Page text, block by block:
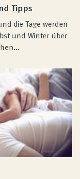
Tipps
die Tage werden
und Winter über